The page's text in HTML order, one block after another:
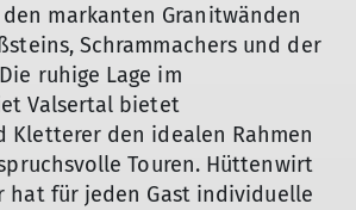
markanten Granitwänden
Schrammachers und der
ruhige Lage im
Valsertal bietet
Kletterer den idealen Rahmen
Touren. Hüttenwirt
hat für jeden Gast individuelle